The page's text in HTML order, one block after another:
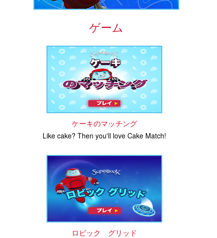
ゲーム
ケーキのマッチング
Like cake? Then you'll love Cake Match!
ロビック グリッド